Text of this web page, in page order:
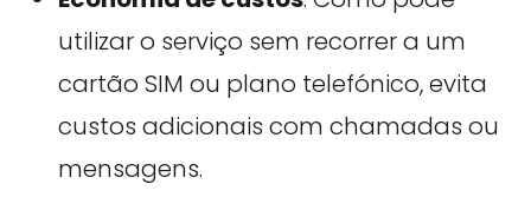
utilizar o serviço sem recorrer a um
cartão SIM ou plano telefónico, evita
custos adicionais com chamadas ou
mensagens.